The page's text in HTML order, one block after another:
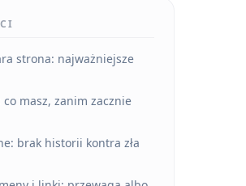
strona: najważniejsze
masz, zanim zacznie
brak historii kontra zła